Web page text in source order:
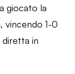
giocato la
vincendo 1-0
diretta in